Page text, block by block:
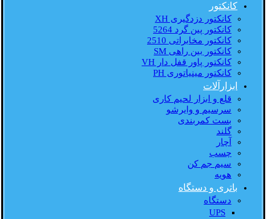
کانکتور
کانکتور دزدگیری XH
کانکتور پین گرد 5264
کانکتور مخابراتی 2510
کانکتور بین راهی SM
کانکتور پاور قفل دار VH
کانکتور مینیاتوری PH
ابزارآلات
قلع و ابزار لحیم کاری
سرسیم و وایرشو
بست کمربندی
گلند
آچار
چسب
سیم جم کن
هویه
باتری و دستگاه
دستگاه
UPS